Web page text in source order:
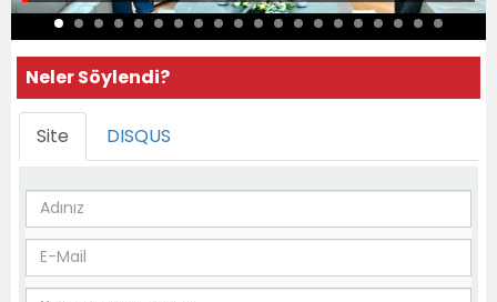
Neler Söylendi?
Site DISQUS